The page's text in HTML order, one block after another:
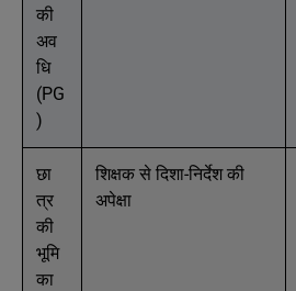
की
अव
धि
(PG
)
छा
त्र
की
भूमि
का
शिक्षक से दिशा-निर्देश की
अपेक्षा